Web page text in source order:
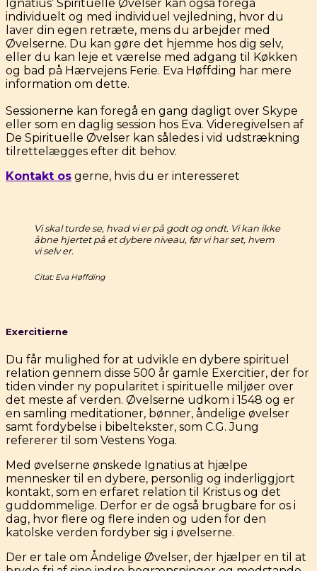
Ignatius’ Spirituelle Øvelser kan også foregå
individuelt og med individuel vejledning, hvor du
laver din egen retræte, mens du arbejder med
Øvelserne. Du kan gøre det hjemme hos dig selv,
eller du kan leje et værelse med adgang til Køkken
og bad på Hærvejens Ferie. Eva Høffding har mere
information om dette.
Sessionerne kan foregå en gang dagligt over Skype
eller som en daglig session hos Eva. Videregivelsen af
De Spirituelle Øvelser kan således i vid udstrækning
tilrettelægges efter dit behov.
Kontakt os gerne, hvis du er interesseret
Vi skal turde se, hvad vi er på godt og ondt. Vi kan ikke
åbne hjertet på et dybere niveau, før vi har set, hvem
vi selv er.
Citat: Eva Høffding
Exercitierne
Du får mulighed for at udvikle en dybere spirituel
relation gennem disse 500 år gamle Exercitier, der for
tiden vinder ny popularitet i spirituelle miljøer over
det meste af verden. Øvelserne udkom i 1548 og er
en samling meditationer, bønner, åndelige øvelser
samt fordybelse i bibeltekster, som C.G. Jung
refererer til som Vestens Yoga.
Med øvelserne ønskede Ignatius at hjælpe
mennesker til en dybere, personlig og inderliggjort
kontakt, som en erfaret relation til Kristus og det
guddommelige. Derfor er de også brugbare for os i
dag, hvor flere og flere inden og uden for den
katolske verden fordyber sig i øvelserne.
Der er tale om Åndelige Øvelser, der hjælper en til at